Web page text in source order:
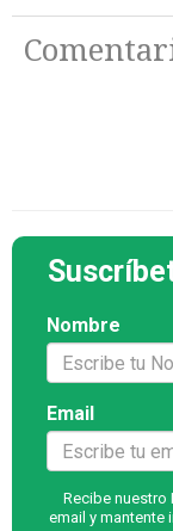
Nombre
Email
Recibe nuestro
email y mantente